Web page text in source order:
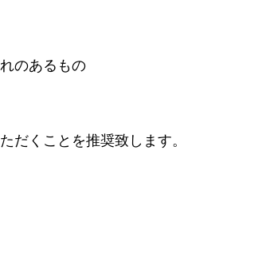
のあるもの
だくことを推奨致します。